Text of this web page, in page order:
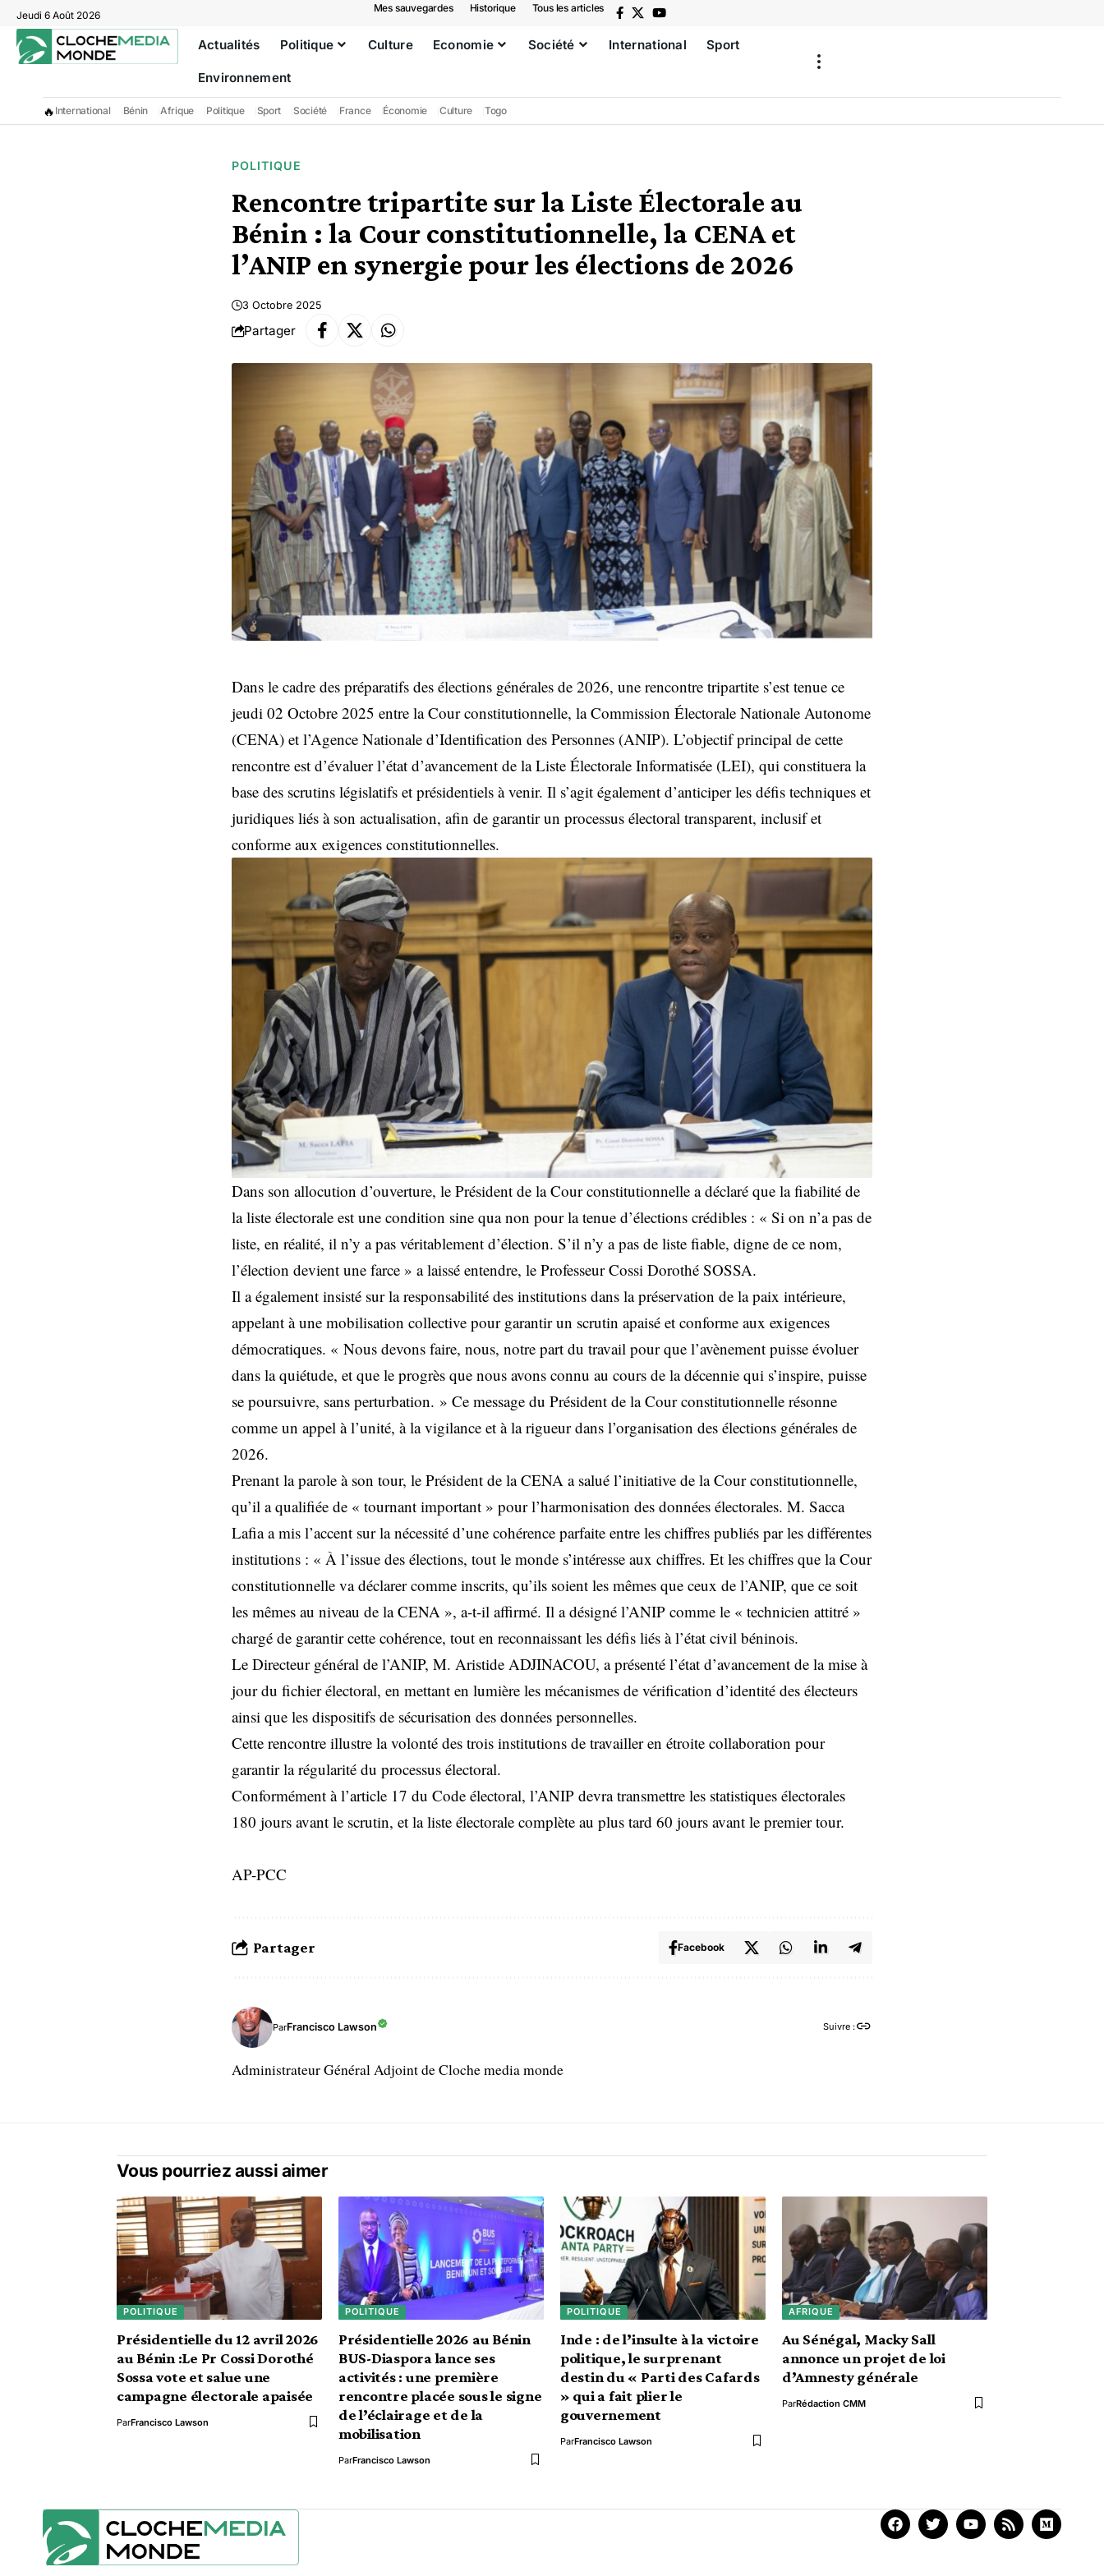
Jeudi 6 Août 2026
Mes sauvegardes Historique Tous les articles
Actualités Politique Culture Economie Société International Sport
Environnement
🔥 International Bénin Afrique Politique Sport Société France Économie Culture Togo
POLITIQUE
Rencontre tripartite sur la Liste Électorale au
Bénin : la Cour constitutionnelle, la CENA et
l’ANIP en synergie pour les élections de 2026
3 Octobre 2025
Partager
Dans le cadre des préparatifs des élections générales de 2026, une rencontre tripartite s’est tenue ce
jeudi 02 Octobre 2025 entre la Cour constitutionnelle, la Commission Électorale Nationale Autonome
(CENA) et l’Agence Nationale d’Identification des Personnes (ANIP). L’objectif principal de cette
rencontre est d’évaluer l’état d’avancement de la Liste Électorale Informatisée (LEI), qui constituera la
base des scrutins législatifs et présidentiels à venir. Il s’agit également d’anticiper les défis techniques et
juridiques liés à son actualisation, afin de garantir un processus électoral transparent, inclusif et
conforme aux exigences constitutionnelles.
Dans son allocution d’ouverture, le Président de la Cour constitutionnelle a déclaré que la fiabilité de
la liste électorale est une condition sine qua non pour la tenue d’élections crédibles : « Si on n’a pas de
liste, en réalité, il n’y a pas véritablement d’élection. S’il n’y a pas de liste fiable, digne de ce nom,
l’élection devient une farce » a laissé entendre, le Professeur Cossi Dorothé SOSSA.
Il a également insisté sur la responsabilité des institutions dans la préservation de la paix intérieure,
appelant à une mobilisation collective pour garantir un scrutin apaisé et conforme aux exigences
démocratiques. « Nous devons faire, nous, notre part du travail pour que l’avènement puisse évoluer
dans la quiétude, et que le progrès que nous avons connu au cours de la décennie qui s’inspire, puisse
se poursuivre, sans perturbation. » Ce message du Président de la Cour constitutionnelle résonne
comme un appel à l’unité, à la vigilance et à la rigueur dans l’organisation des élections générales de
2026.
Prenant la parole à son tour, le Président de la CENA a salué l’initiative de la Cour constitutionnelle,
qu’il a qualifiée de « tournant important » pour l’harmonisation des données électorales. M. Sacca
Lafia a mis l’accent sur la nécessité d’une cohérence parfaite entre les chiffres publiés par les différentes
institutions : « À l’issue des élections, tout le monde s’intéresse aux chiffres. Et les chiffres que la Cour
constitutionnelle va déclarer comme inscrits, qu’ils soient les mêmes que ceux de l’ANIP, que ce soit
les mêmes au niveau de la CENA », a-t-il affirmé. Il a désigné l’ANIP comme le « technicien attitré »
chargé de garantir cette cohérence, tout en reconnaissant les défis liés à l’état civil béninois.
Le Directeur général de l’ANIP, M. Aristide ADJINACOU, a présenté l’état d’avancement de la mise à
jour du fichier électoral, en mettant en lumière les mécanismes de vérification d’identité des électeurs
ainsi que les dispositifs de sécurisation des données personnelles.
Cette rencontre illustre la volonté des trois institutions de travailler en étroite collaboration pour
garantir la régularité du processus électoral.
Conformément à l’article 17 du Code électoral, l’ANIP devra transmettre les statistiques électorales
180 jours avant le scrutin, et la liste électorale complète au plus tard 60 jours avant le premier tour.
AP-PCC
Partager Facebook
ParFrancisco Lawson Suivre :
Administrateur Général Adjoint de Cloche media monde
Vous pourriez aussi aimer
POLITIQUE
Présidentielle du 12 avril 2026
au Bénin :Le Pr Cossi Dorothé
Sossa vote et salue une
campagne électorale apaisée
ParFrancisco Lawson
POLITIQUE
Présidentielle 2026 au Bénin
BUS-Diaspora lance ses
activités : une première
rencontre placée sous le signe
de l’éclairage et de la
mobilisation
ParFrancisco Lawson
POLITIQUE
Inde : de l’insulte à la victoire
politique, le surprenant
destin du « Parti des Cafards
» qui a fait plier le
gouvernement
ParFrancisco Lawson
AFRIQUE
Au Sénégal, Macky Sall
annonce un projet de loi
d’Amnesty générale
ParRédaction CMM